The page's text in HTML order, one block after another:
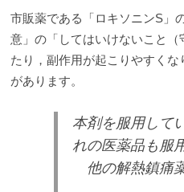
市販薬である「ロキソニンS」
意」の「してはいけないこと
たり，副作用が起こりやすく
があります。
本剤を服用して
れの医薬品も服
他の解熱鎮痛